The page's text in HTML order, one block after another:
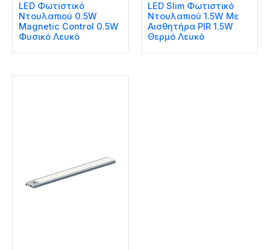
LED Φωτιστικό
Ντουλαπιού 0.5W
Magnetic Control 0.5W
Φυσικό Λευκό
LED Slim Φωτιστικό
Ντουλαπιού 1.5W Με
Αισθητήρα PIR 1.5W
Θερμό Λευκό